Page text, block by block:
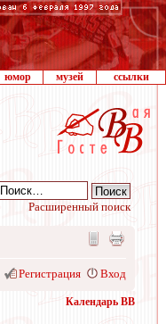
юмор музей ссылки
Расширенный поиск
Регистрация Вход
Календарь ВВ